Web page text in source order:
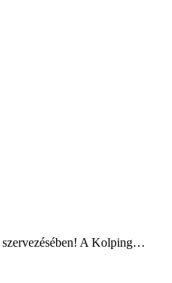
szervezésében! A Kolping…